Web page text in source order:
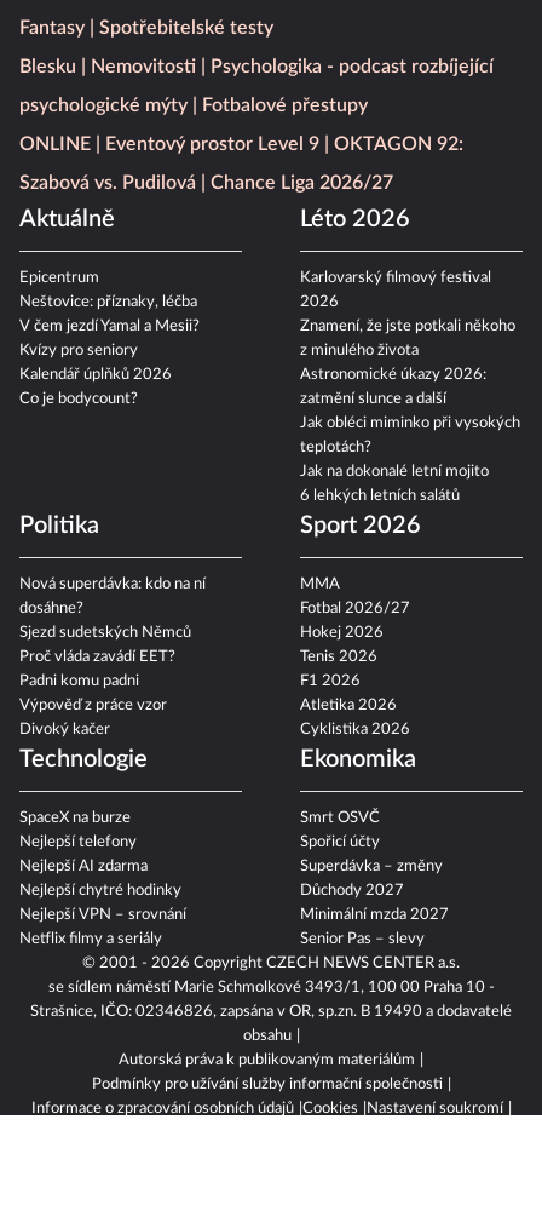
© 2001 - 2026 Copyright CZECH NEWS CENTER a.s.
se sídlem náměstí Marie Schmolkové 3493/1, 100 00 Praha 10 -
Strašnice, IČO: 02346826, zapsána v OR, sp.zn. B 19490 a dodavatelé
obsahu
Autorská práva k publikovaným materiálům
Podmínky pro užívání služby informační společnosti
Informace o zpracování osobních údajů Cookies
Nastavení soukromí
Fantasy
Spotřebitelské testy
Blesku
Nemovitosti
Psychologika - podcast rozbíjející
psychologické mýty
Fotbalové přestupy
ONLINE
Eventový prostor Level 9
OKTAGON 92:
Szabová vs. Pudilová
Chance Liga 2026/27
Aktuálně
Epicentrum
Neštovice: příznaky, léčba
V čem jezdí Yamal a Mesii?
Kvízy pro seniory
Kalendář úplňků 2026
Co je bodycount?
Léto 2026
Karlovarský filmový festival
2026
Znamení, že jste potkali někoho
z minulého života
Astronomické úkazy 2026:
zatmění slunce a další
Jak obléci miminko při vysokých
teplotách?
Jak na dokonalé letní mojito
6 lehkých letních salátů
Politika
Nová superdávka: kdo na ní
dosáhne?
Sjezd sudetských Němců
Proč vláda zavádí EET?
Padni komu padni
Výpověď z práce vzor
Divoký kačer
Sport 2026
MMA
Fotbal 2026/27
Hokej 2026
Tenis 2026
F1 2026
Atletika 2026
Cyklistika 2026
Technologie
SpaceX na burze
Nejlepší telefony
Nejlepší AI zdarma
Nejlepší chytré hodinky
Nejlepší VPN – srovnání
Netflix filmy a seriály
Ekonomika
Smrt OSVČ
Spořicí účty
Superdávka – změny
Důchody 2027
Minimální mzda 2027
Senior Pas – slevy